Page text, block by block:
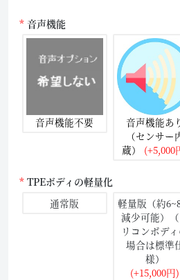
音声機能
音声機能不要
音声機能あ
（センサー
蔵）
(+5,000
TPEボディの軽量化
通常版
軽量版（約
減少可能）
リコンボデ
場合は標準
様）
(+15,000円)